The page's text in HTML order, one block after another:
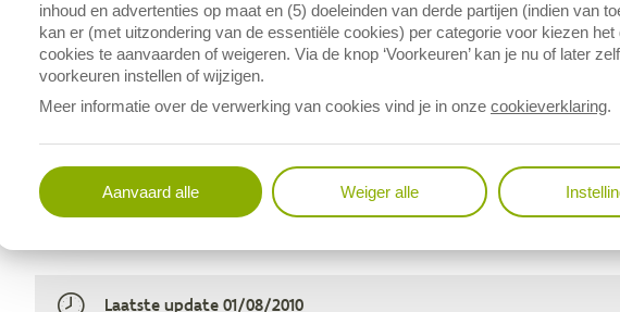
Laatste update 01/08/2010
inhoud en advertenties op maat en (5) doeleinden van derde partijen (indien van
kan er (met uitzondering van de essentiële cookies) per categorie voor kiezen het
cookies te aanvaarden of weigeren. Via de knop ‘Voorkeuren’ kan je nu of later
voorkeuren instellen of wijzigen.
Meer informatie over de verwerking van cookies vind je in onze cookieverklaring.
Aanvaard alle Weiger alle